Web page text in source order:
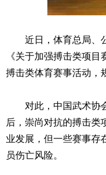
近日，体育总局、公
《关于加强搏击类项
搏击类体育赛事活动，
对此，中国武术协会
后，崇尚对抗的搏击类
业发展，但一些赛事存
员伤亡风险。